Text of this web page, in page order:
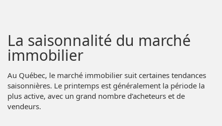
La saisonnalité du marché
immobilier
Au Québec, le marché immobilier suit certaines tendances
saisonnières. Le printemps est généralement la période la
plus active, avec un grand nombre d’acheteurs et de
vendeurs.